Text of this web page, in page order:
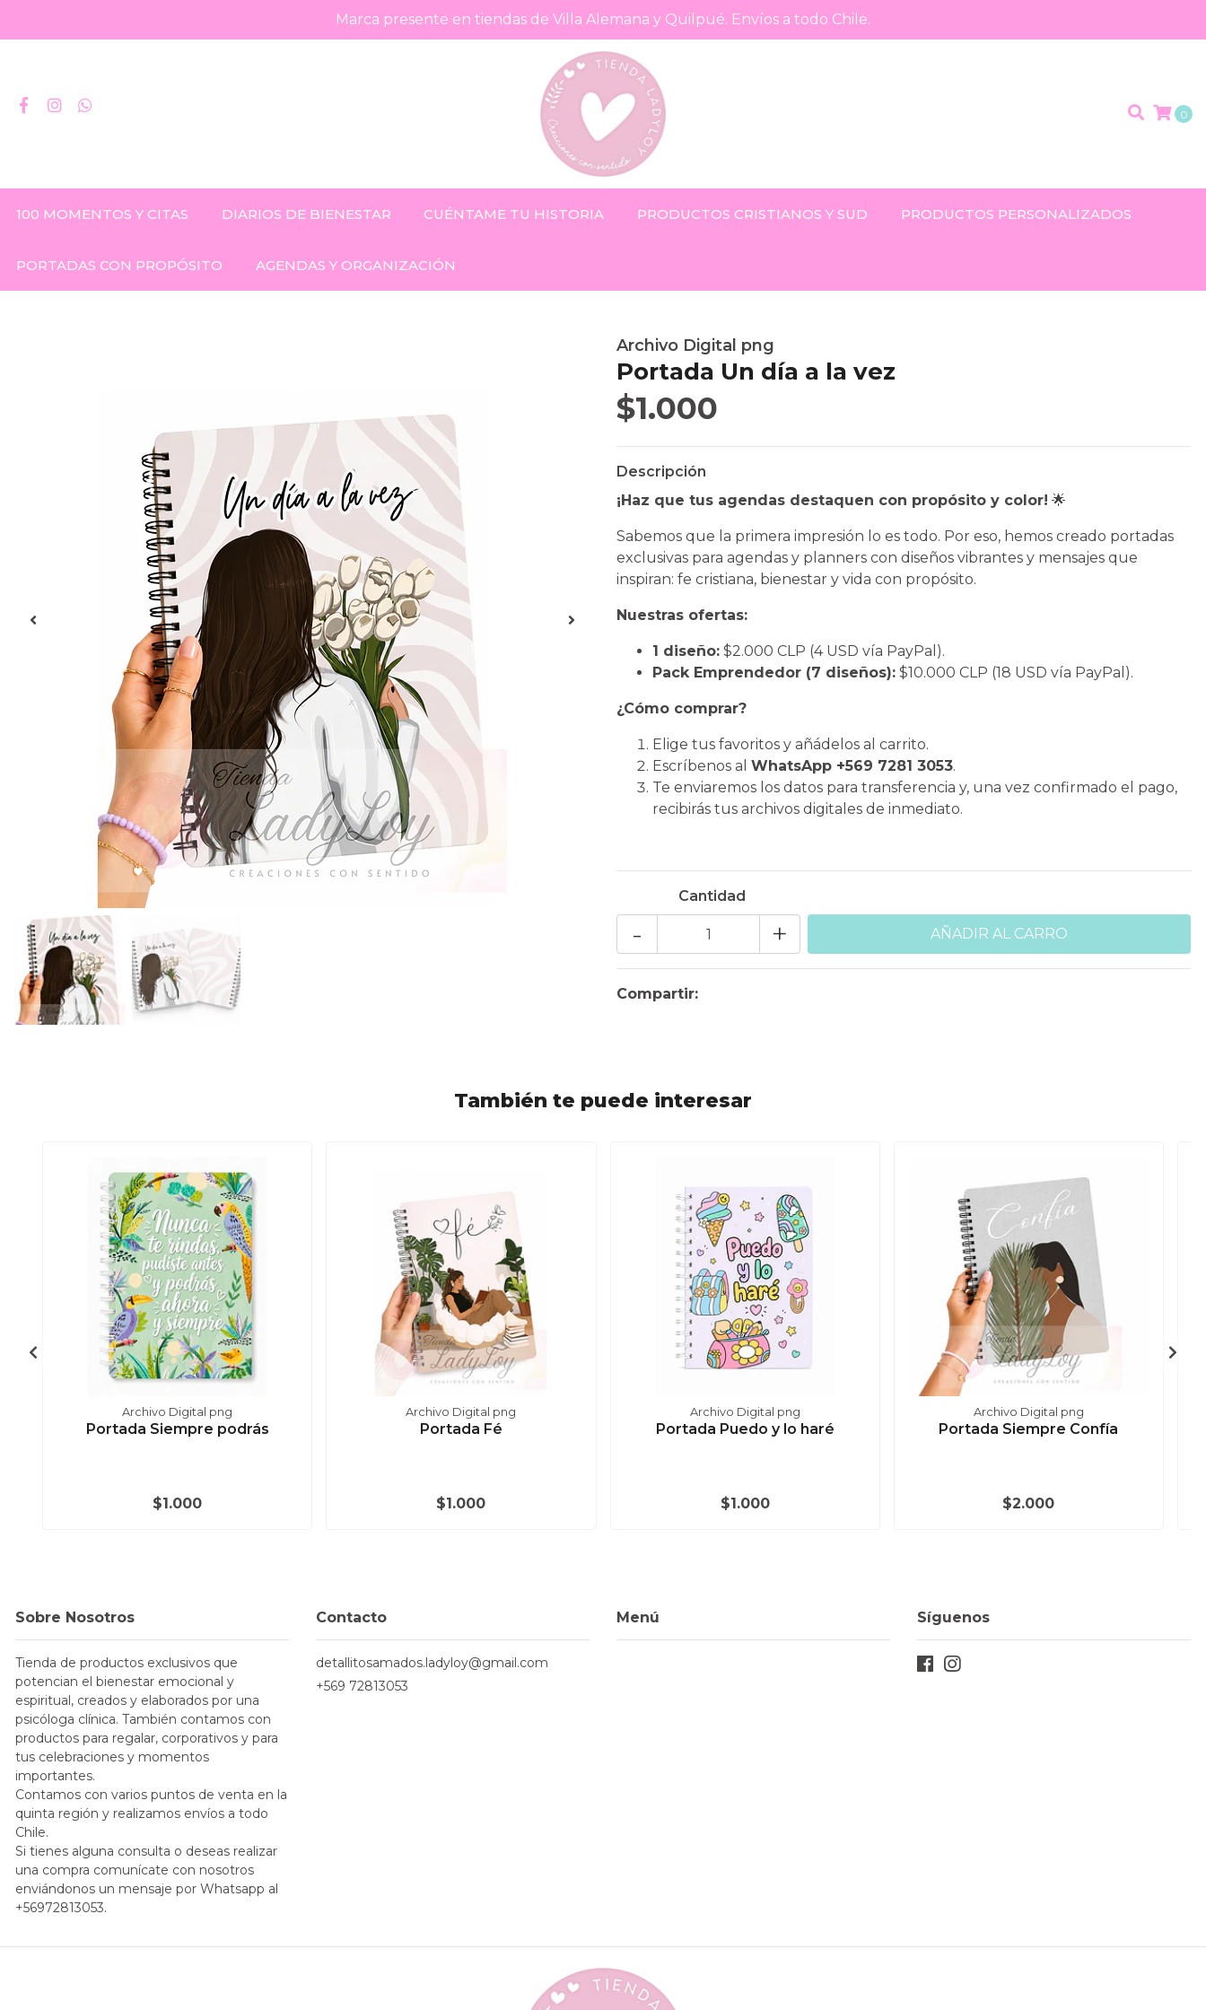
Marca presente en tiendas de Villa Alemana y Quilpué. Envíos a todo Chile.
0
100 MOMENTOS Y CITAS DIARIOS DE BIENESTAR CUÉNTAME TU HISTORIA PRODUCTOS CRISTIANOS Y SUD PRODUCTOS PERSONALIZADOS
PORTADAS CON PROPÓSITO AGENDAS Y ORGANIZACIÓN
Archivo Digital png
Portada Un día a la vez
$1.000
Descripción
¡Haz que tus agendas destaquen con propósito y color! 🌟
​Sabemos que la primera impresión lo es todo. Por eso, hemos creado portadas
exclusivas para agendas y planners con diseños vibrantes y mensajes que
inspiran: fe cristiana, bienestar y vida con propósito.
Nuestras ofertas:
1 diseño: $2.000 CLP (4 USD vía PayPal).
Pack Emprendedor (7 diseños): $10.000 CLP (18 USD vía PayPal).
¿Cómo comprar?
​Elige tus favoritos y añádelos al carrito.
​Escríbenos al WhatsApp +569 7281 3053.
​Te enviaremos los datos para transferencia y, una vez confirmado el pago,
recibirás tus archivos digitales de inmediato.
Cantidad
+
-
Compartir:
También te puede interesar
Archivo Digital png
Portada Siempre podrás
$1.000
Archivo Digital png
Portada Fé
$1.000
Archivo Digital png
Portada Puedo y lo haré
$1.000
Archivo Digital png
Portada Siempre Confía
$2.000
Sobre Nosotros
Tienda de productos exclusivos que
potencian el bienestar emocional y
espiritual, creados y elaborados por una
psicóloga clínica. También contamos con
productos para regalar, corporativos y para
tus celebraciones y momentos
importantes.
Contamos con varios puntos de venta en la
quinta región y realizamos envíos a todo
Chile.
Si tienes alguna consulta o deseas realizar
una compra comunícate con nosotros
enviándonos un mensaje por Whatsapp al
+56972813053.
Contacto
detallitosamados.ladyloy@gmail.com
+569 72813053
Menú Síguenos